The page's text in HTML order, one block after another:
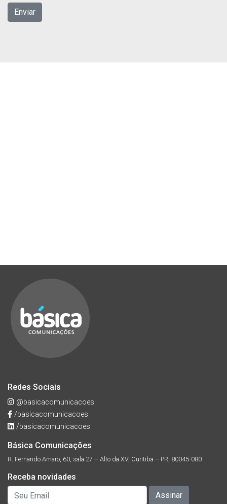
Redes Sociais
@basicacomunicacoes
/basicacomunicacoes
/basicacomunicacoes
Básica Comunicações
R. Fernando Amaro, 60, sala 27 – Alto da XV, Curitiba – PR, 80045-080
Receba novidades